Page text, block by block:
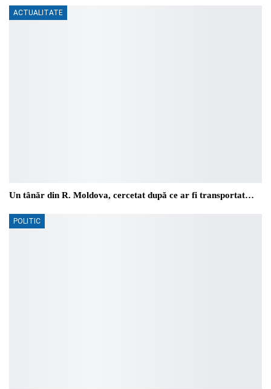
ACTUALITATE
Un tânăr din R. Moldova, cercetat după ce ar fi transportat…
POLITIC